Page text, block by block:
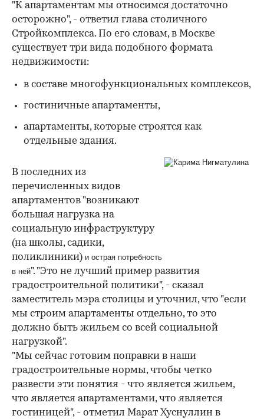
"К апартаментам мы относимся достаточно
осторожно", - ответил глава столичного
Стройкомплекса. По его словам, в Москве
существует три вида подобного формата
недвижимости:
в составе многофункциональных комплексов,
гостиничные апартаменты,
апартаменты, которые строятся как
отдельные здания.
00:00 00:00
В последних из
перечисленных видов
апартаментов "возникают
большая нагрузка на
социальную инфраструктуру
(на школы, садики,
поликлиники) и острая потребность
в ней". "Это не лучший пример развития
градостроительной политики", - сказал
заместитель мэра столицы и уточнил, что "если
мы строим апартаменты отдельно, то это
должно быть жильем со всей социальной
нагрузкой".
"Мы сейчас готовим поправки в наши
градостроительные нормы, чтобы четко
развести эти понятия - что является жильем,
что является апартаментами, что является
гостиницей", - отметил Марат Хуснуллин в